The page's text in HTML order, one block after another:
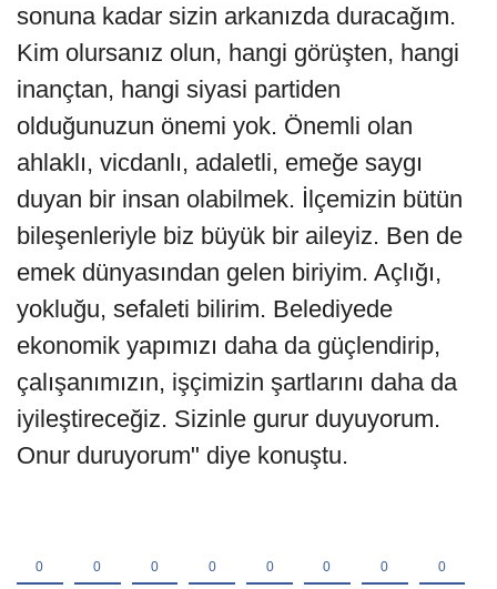
sonuna kadar sizin arkanızda duracağım.
Kim olursanız olun, hangi görüşten, hangi
inançtan, hangi siyasi partiden
olduğunuzun önemi yok. Önemli olan
ahlaklı, vicdanlı, adaletli, emeğe saygı
duyan bir insan olabilmek. İlçemizin bütün
bileşenleriyle biz büyük bir aileyiz. Ben de
emek dünyasından gelen biriyim. Açlığı,
yokluğu, sefaleti bilirim. Belediyede
ekonomik yapımızı daha da güçlendirip,
çalışanımızın, işçimizin şartlarını daha da
iyileştireceğiz. Sizinle gurur duyuyorum.
Onur duruyorum" diye konuştu.